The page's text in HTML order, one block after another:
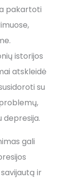
pakartoti
istorijos
atskleidė
su
depresija.
gali
ir